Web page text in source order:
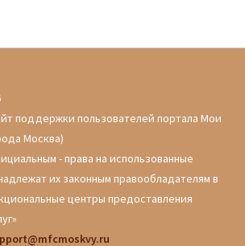
поддержки пользователей портала Мои
Москва)
- права на использованные
их законным правообладателям в
центры предоставления